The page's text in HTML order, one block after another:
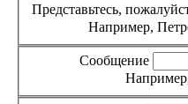
Представьтесь,
Например,
Сообщение